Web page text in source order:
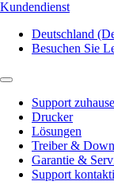
Kundendienst
Deutschland
Besuchen Sie
Support zuhause
Drucker
Lösungen
Treiber &
Garantie &
Support